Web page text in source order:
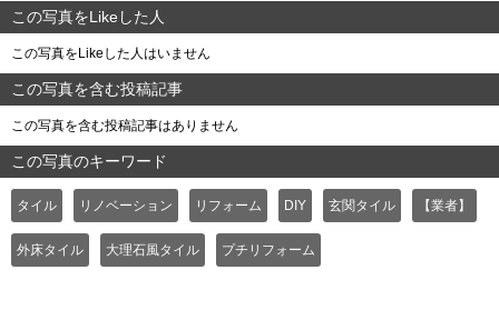
この写真をLikeした人
この写真をLikeした人はいません
この写真を含む投稿記事
この写真を含む投稿記事はありません
この写真のキーワード
タイル リノベーション リフォーム DIY 玄関タイル 【業者】
外床タイル 大理石風タイル プチリフォーム